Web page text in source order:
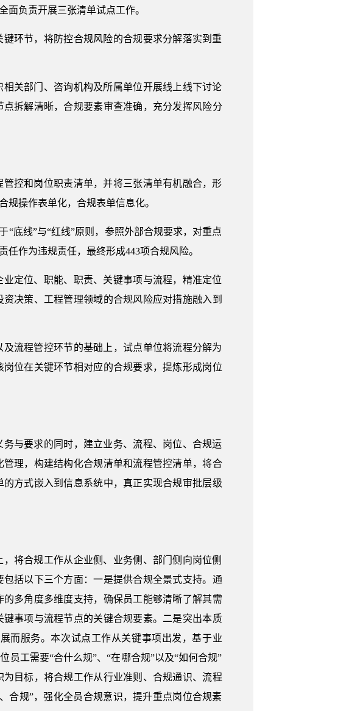
负责开展三张清单试点工作。
环节，将防控合规风险的合规要求分解落实到重
关部门、咨询机构及所属单位开展线上线下讨论
拆解清晰，合规要素审查准确，充分发挥风险分
控和岗位职责清单，并将三张清单有机融合，形
操作表单化，合规表单信息化。
底线”与“红线”原则，参照外部合规要求，对重点
作为违规责任，最终形成443项合规风险。
定位、职能、职责、关键事项与流程，精准定位
决策、工程管理领域的合规风险应对措施融入到
流程管控环节的基础上，试点单位将流程分解为
位在关键环节相对应的合规要求，提炼形成岗位
与要求的同时，建立业务、流程、岗位、合规运
理，构建结构化合规清单和流程管控清单，将合
方式嵌入到信息系统中，真正实现合规审批层级
将合规工作从企业侧、业务侧、部门侧向岗位侧
括以下三个方面：一是提供合规全景式支持。通
多角度多维度支持，确保员工能够清晰了解其需
事项与流程节点的关键合规要素。二是突出本质
而服务。本次试点工作从关键事项出发，基于业
工需要“合什么规”、“在哪合规”以及“如何合规”
目标，将合规工作从行业准则、合规通识、流程
合规”，强化全员合规意识，提升重点岗位合规素